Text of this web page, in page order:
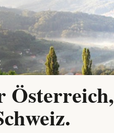
Österreich,